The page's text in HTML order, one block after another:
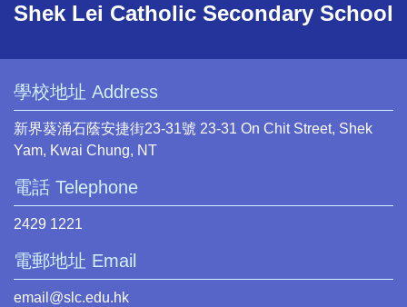
Shek Lei Catholic Secondary School
學校地址 Address
新界葵涌石蔭安捷街23-31號 23-31 On Chit Street, Shek
Yam, Kwai Chung, NT
電話 Telephone
2429 1221
電郵地址 Email
email@slc.edu.hk